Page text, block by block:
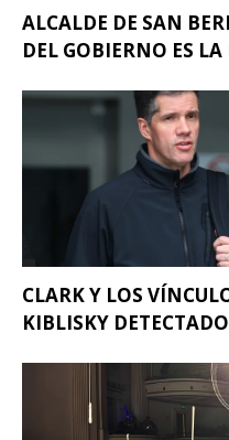
ALCALDE DE SAN
DEL GOBIERNO ES LA
CLARK Y LOS
KIBLISKY